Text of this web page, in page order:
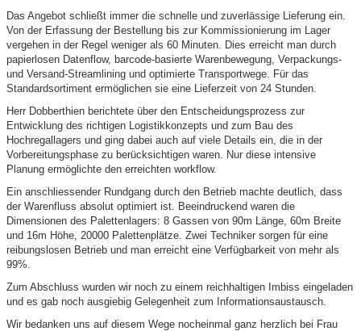
Das Angebot schließt immer die schnelle und zuverlässige Lieferung ein.
Von der Erfassung der Bestellung bis zur Kommissionierung im Lager
vergehen in der Regel weniger als 60 Minuten. Dies erreicht man durch
papierlosen Datenflow, barcode-basierte Warenbewegung, Verpackungs-
und Versand-Streamlining und optimierte Transportwege. Für das
Standardsortiment ermöglichen sie eine Lieferzeit von 24 Stunden.
Herr Dobberthien berichtete über den Entscheidungsprozess zur
Entwicklung des richtigen Logistikkonzepts und zum Bau des
Hochregallagers und ging dabei auch auf viele Details ein, die in der
Vorbereitungsphase zu berücksichtigen waren. Nur diese intensive
Planung ermöglichte den erreichten workflow.
Ein anschliessender Rundgang durch den Betrieb machte deutlich, dass
der Warenfluss absolut optimiert ist. Beeindruckend waren die
Dimensionen des Palettenlagers: 8 Gassen von 90m Länge, 60m Breite
und 16m Höhe, 20000 Palettenplätze. Zwei Techniker sorgen für eine
reibungslosen Betrieb und man erreicht eine Verfügbarkeit von mehr als
99%.
Zum Abschluss wurden wir noch zu einem reichhaltigen Imbiss eingeladen
und es gab noch ausgiebig Gelegenheit zum Informationsaustausch.
Wir bedanken uns auf diesem Wege nocheinmal ganz herzlich bei Frau